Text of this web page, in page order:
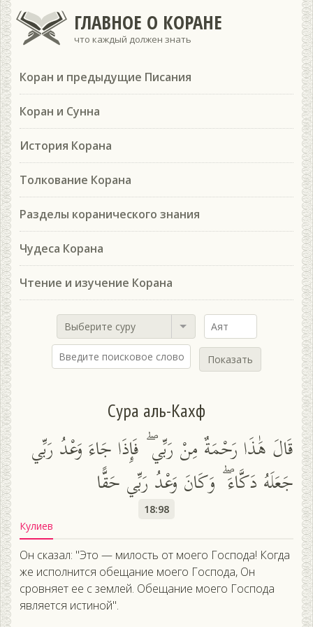
ГЛАВНОЕ О КОРАНЕ
что каждый должен знать
Коран и предыдущие Писания
Коран и Сунна
История Корана
Толкование Корана
Разделы коранического знания
Чудеса Корана
Чтение и изучение Корана
Выберите суру
Показать
Сура аль-Кахф
قَالَ هَٰذَا رَحْمَةٌ مِنْ رَبِّي ۖ فَإِذَا جَاءَ وَعْدُ رَبِّي
جَعَلَهُ دَكَّاءَ ۖ وَكَانَ وَعْدُ رَبِّي حَقًّا
18:98
Кулиев
Он сказал: "Это — милость от моего Господа! Когда
же исполнится обещание моего Господа, Он
сровняет ее с землей. Обещание моего Господа
является истиной".